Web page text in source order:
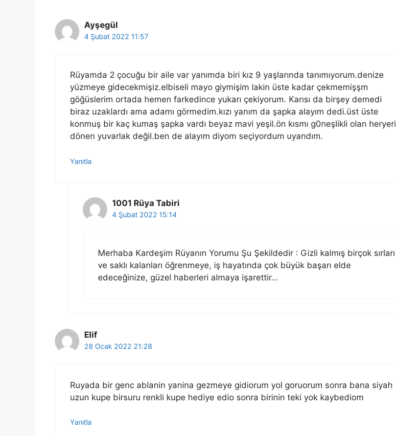
Ayşegül
4 Şubat 2022 11:57
Rüyamda 2 çocuğu bir aile var yanımda biri kız 9 yaşlarında tanımıyorum.denize
yüzmeye gidecekmişiz.elbiseli mayo giymişim lakin üste kadar çekmemişşm
göğüslerim ortada hemen farkedince yukarı çekiyorum. Karısı da birşey demedi
biraz uzaklardı ama adamı görmedim.kızı yanım da şapka alayım dedi.üst üste
konmuş bir kaç kumaş şapka vardı beyaz mavi yeşil.ön kısmı g0neşlikli olan heryeri
dönen yuvarlak değil.ben de alayım diyom seçiyordum uyandım.
Yanıtla
1001 Rüya Tabiri
4 Şubat 2022 15:14
Merhaba Kardeşim Rüyanın Yorumu Şu Şekildedir : Gizli kalmış birçok sırları
ve saklı kalanları öğrenmeye, iş hayatında çok büyük başarı elde
edeceğinize, güzel haberleri almaya işarettir…
Elif
28 Ocak 2022 21:28
Ruyada bir genc ablanin yanina gezmeye gidiorum yol goruorum sonra bana siyah
uzun kupe birsuru renkli kupe hediye edio sonra birinin teki yok kaybediom
Yanıtla